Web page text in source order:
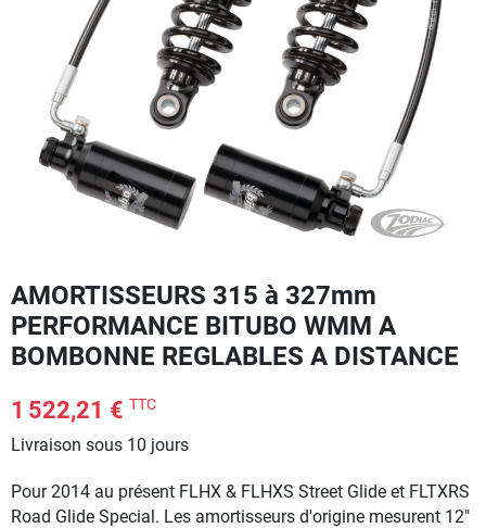
AMORTISSEURS 315 à 327mm
PERFORMANCE BITUBO WMM A
BOMBONNE REGLABLES A DISTANCE
1 522,21 € TTC
Livraison sous 10 jours
Pour 2014 au présent FLHX & FLHXS Street Glide et FLTXRS
Road Glide Special. Les amortisseurs d'origine mesurent 12"